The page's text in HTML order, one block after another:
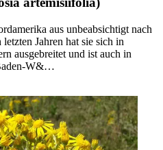
aus unbeabsichtigt nach
Jahren hat sie sich in
ausgebreitet und ist auch in
W&…